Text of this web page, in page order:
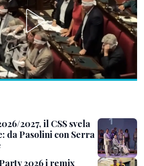
2027, il CSS svela
da Pasolini con Serra
2026 i remix